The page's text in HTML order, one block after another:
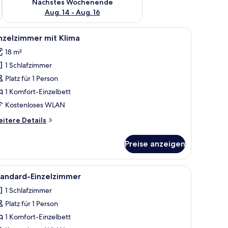
Nächstes Wochenende
Aug. 14 - Aug. 16
und einem Fenster mit Vorhängen.Ein Hotelzimmer mit Bett, Stuhl, Nachttisch
10 mit Klima
18 m²
1 Schlafzimmer
Platz für 1 Person
1 Komfort-Einzelbett
Kostenloses WLAN
Details
Preise anzeigen
großen Bett, einem kleinen Nachttisch, einem gemusterten Teppich und
Ein Hotelzimmer mit Bett, Stuhl, Nachttisch
5 Einzelzimmer
1 Schlafzimmer
Platz für 1 Person
1 Komfort-Einzelbett